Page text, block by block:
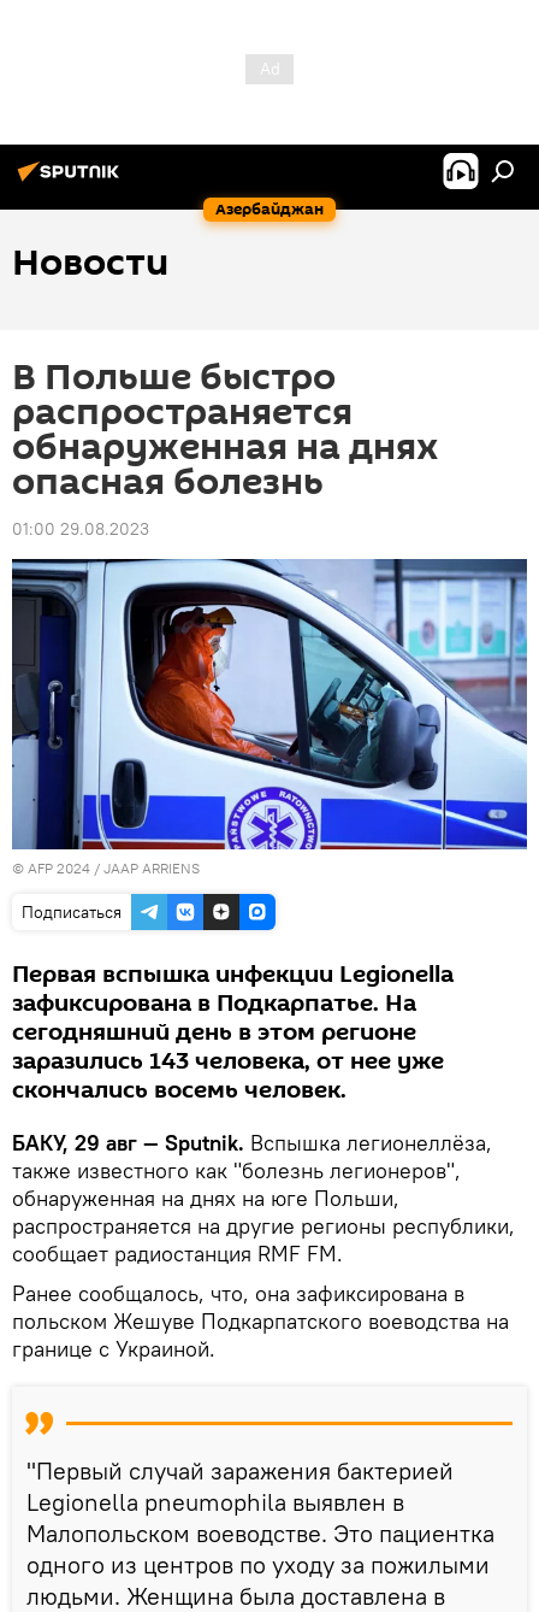
Азербайджан
Новости
В Польше быстро
распространяется
обнаруженная на днях
опасная болезнь
01:00 29.08.2023
© AFP 2024 / JAAP ARRIENS
Подписаться
Первая вспышка инфекции Legionella
зафиксирована в Подкарпатье. На
сегодняшний день в этом регионе
заразились 143 человека, от нее уже
скончались восемь человек.
БАКУ, 29 авг — Sputnik. Вспышка легионеллёза,
также известного как "болезнь легионеров",
обнаруженная на днях на юге Польши,
распространяется на другие регионы республики,
сообщает радиостанция RMF FM.
Ранее сообщалось, что, она зафиксирована в
польском Жешуве Подкарпатского воеводства на
границе с Украиной.
"Первый случай заражения бактерией
Legionella pneumophila выявлен в
Малопольском воеводстве. Это пациентка
одного из центров по уходу за пожилыми
людьми. Женщина была доставлена в